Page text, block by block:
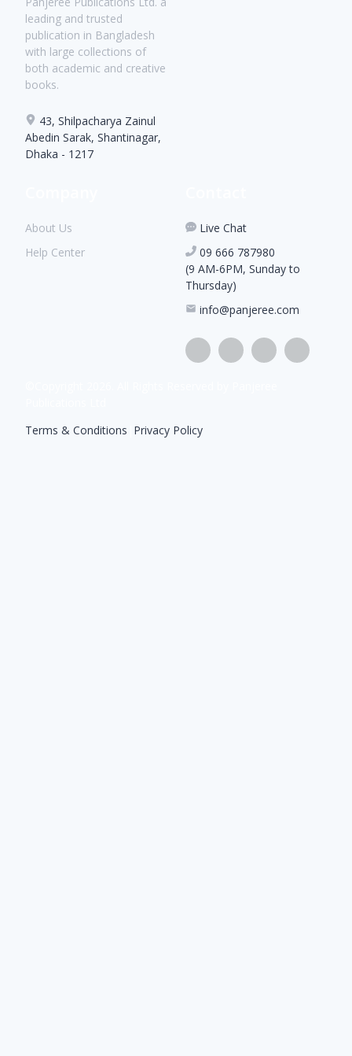
leading and trusted
publication in Bangladesh
with large collections of
both academic and creative
books.
43, Shilpacharya Zainul
Abedin Sarak, Shantinagar,
Dhaka - 1217
About Us
Help Center
Live Chat
09 666 787980
(9 AM-6PM, Sunday to
Thursday)
info@panjeree.com
Terms & Conditions Privacy Policy